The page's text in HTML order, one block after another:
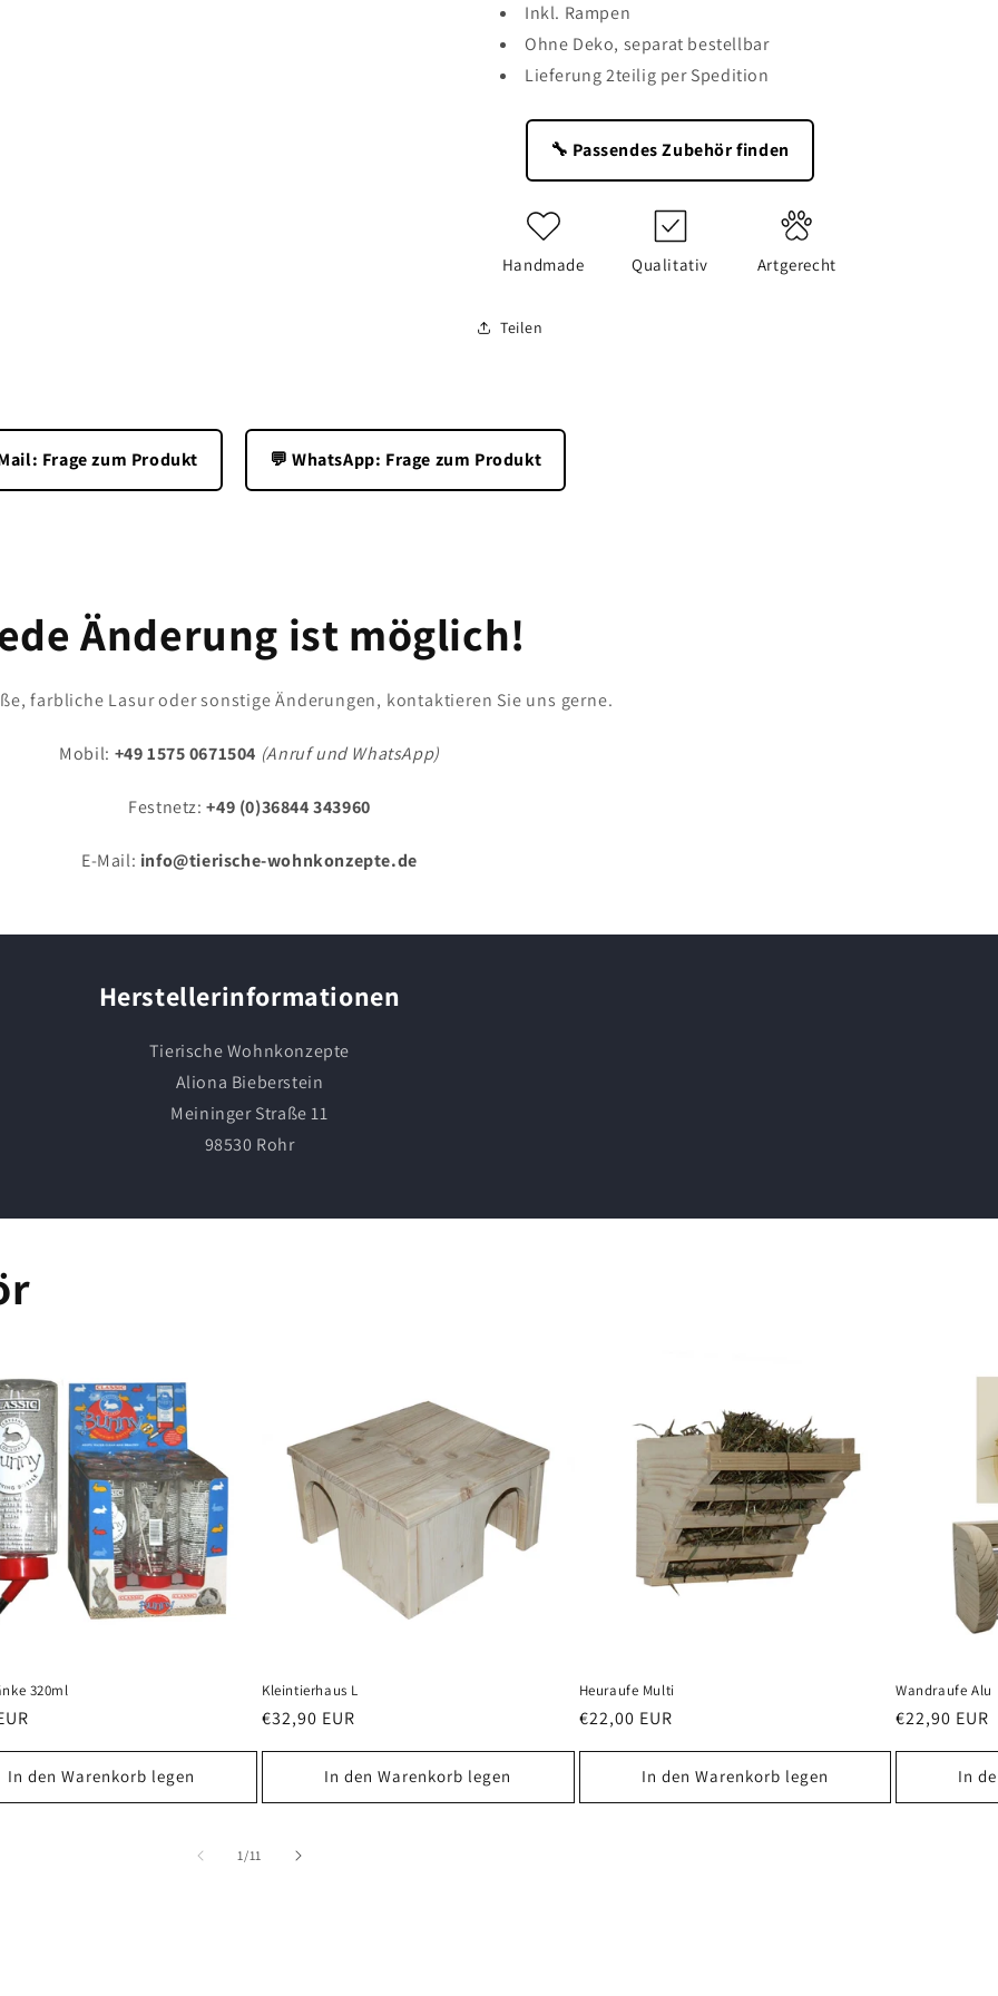
Inkl. Rampen
Ohne Deko, separat bestellbar
Lieferung 2teilig per Spedition
🔧 Passendes Zubehör finden
Handmade Qualitativ Artgerecht
Teilen
Frage zum Produkt 💬 WhatsApp: Frage zum Produkt
Änderung ist möglich!
farbliche Lasur oder sonstige Änderungen, kontaktieren Sie uns gerne.
Mobil: +49 1575 0671504 (Anruf und WhatsApp)
Festnetz: +49 (0)36844 343960
E-Mail: info@tierische-wohnkonzepte.de
Herstellerinformationen
Tierische Wohnkonzepte
Aliona Bieberstein
Meininger Straße 11
98530 Rohr
320ml
In den Warenkorb legen
Kleintierhaus L
Normaler
€32,90 EUR
In den Warenkorb legen
Heuraufe Multi
Normaler
€22,00 EUR
In den Warenkorb legen
Wandraufe Alu
Normaler
€22,90 EUR
In
1 /von
11